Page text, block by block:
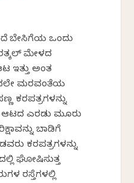
ಬೇಸಿಗೆಯ ಒಂದು
ಮೇಳದ
ಇತ್ತು ಅಂತ
ಮರವಂತೆಯ
ಕರಪತ್ರಗಳನ್ನು
ಆಟದ ಎರಡು ಮೂರು
ಬಾಡಿಗೆ
ಕರಪತ್ರಗಳನ್ನು
ಘೋಷಿಸುತ್ತ
ರಸ್ತೆಗಳಲ್ಲಿ